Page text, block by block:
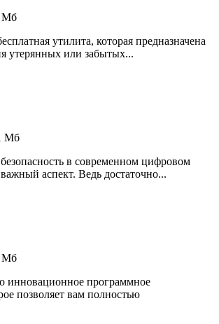
Мб
утилита, которая предназначена
утерянных или забытых...
Мб
в современном цифровом
аспект. Ведь достаточно...
Мб
инновационное программное
позволяет вам полностью